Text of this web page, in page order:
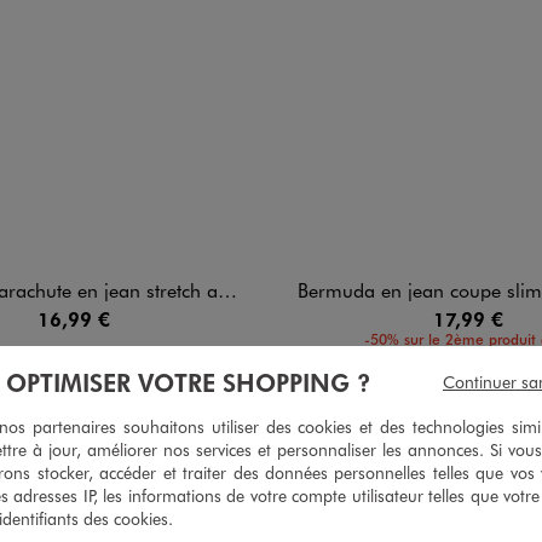
jean stretch avec taille ajustable garçon
16,99 €
Bermuda en jean coupe slim avec
17,99 €
-50% sur le 2ème produit
5/5 de(40
2/5
Avis vérifié et récompensé
OPTIMISER VOTRE SHOPPING ?
partenaires souhaitons utiliser des cookies et des technologies
à jour, améliorer nos services et personnaliser les annonces. Si
stocker, accéder et traiter des données personnelles telles que vos
adresses IP, les informations de votre compte utilisateur telles que
des cookies.
Continuer